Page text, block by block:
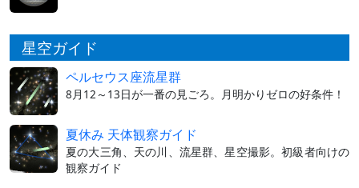
星空ガイド
ペルセウス座流星群
8月12～13日が一番の見ごろ。月明かりゼロの好条件！
夏休み 天体観察ガイド
夏の大三角、天の川、流星群、星空撮影。初級者向けの
観察ガイド